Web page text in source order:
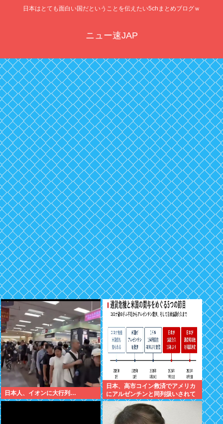
日本はとても面白い国だということを伝えたい5chまとめブログｗ
ニュー速JAP
日本人、イオンに大行列…
日本、高市コイン救済でアメリカ
にアルゼンチンと同列扱いされて
いた